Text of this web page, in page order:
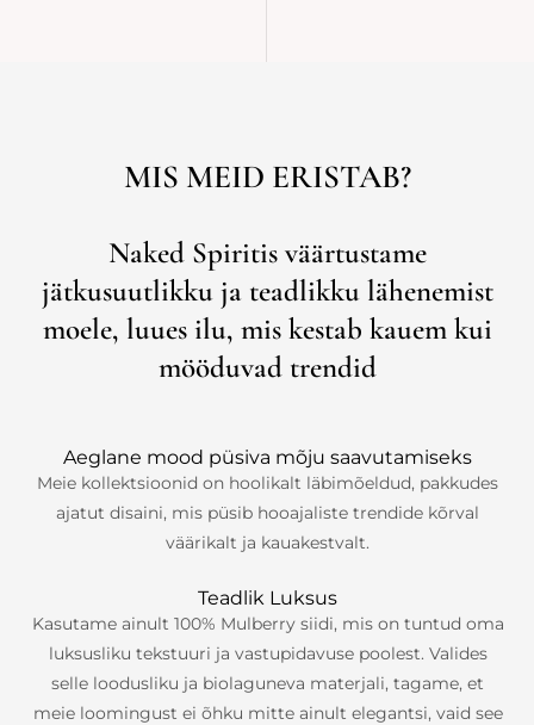
MIS MEID ERISTAB?
Naked Spiritis väärtustame
jätkusuutlikku ja teadlikku lähenemist
moele, luues ilu, mis kestab kauem kui
mööduvad trendid
Aeglane mood püsiva mõju saavutamiseks
Meie kollektsioonid on hoolikalt läbimõeldud, pakkudes
ajatut disaini, mis püsib hooajaliste trendide kõrval
väärikalt ja kauakestvalt.
Teadlik Luksus
Kasutame ainult 100% Mulberry siidi, mis on tuntud oma
luksusliku tekstuuri ja vastupidavuse poolest. Valides
selle loodusliku ja biolaguneva materjali, tagame, et
meie loomingust ei õhku mitte ainult elegantsi, vaid see